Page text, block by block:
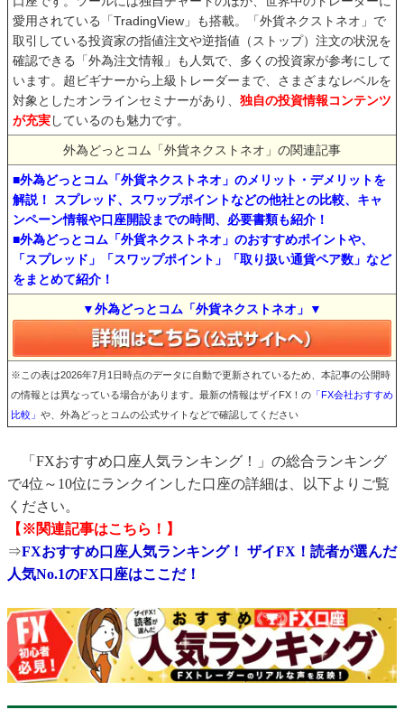
愛用されている「TradingView」も搭載。「外貨ネクストネオ」で
取引している投資家の指値注文や逆指値（ストップ）注文の状況を
確認できる「外為注文情報」も人気で、多くの投資家が参考にして
います。超ビギナーから上級トレーダーまで、さまざまなレベルを
対象としたオンラインセミナーがあり、 独自の投資情報コンテンツ
が充実しているのも魅力です。
外為どっとコム「外貨ネクストネオ」の関連記事
■外為どっとコム「外貨ネクストネオ」のメリット・デメリットを
解説！ スプレッド、スワップポイントなどの他社との比較、キャ
ンペーン情報や口座開設までの時間、必要書類も紹介！
■外為どっとコム「外貨ネクストネオ」のおすすめポイントや、
「スプレッド」「スワップポイント」「取り扱い通貨ペア数」など
をまとめて紹介！
▼外為どっとコム「外貨ネクストネオ」▼
※この表は2026年7月1日時点のデータに自動で更新されているため、本記事の公開時
の情報とは異なっている場合があります。最新の情報はザイFX！の 「FX会社おすすめ
比較」 や、外為どっとコムの公式サイトなどで確認してください
「FXおすすめ口座人気ランキング！」の総合ランキング
で4位～10位にランクインした口座の詳細は、以下よりご覧
ください。
【※関連記事はこちら！】
⇒FXおすすめ口座人気ランキング！ ザイFX！読者が選んだ
人気No.1のFX口座はここだ！